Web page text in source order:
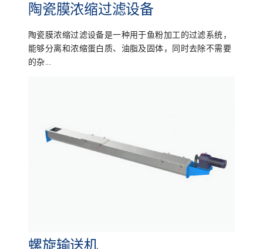
陶瓷膜浓缩过滤设备
陶瓷膜浓缩过滤设备是一种用于鱼粉加工的过滤系统，
能够分离和浓缩蛋白质、油脂及固体，同时去除不需要
的杂...
螺旋输送机